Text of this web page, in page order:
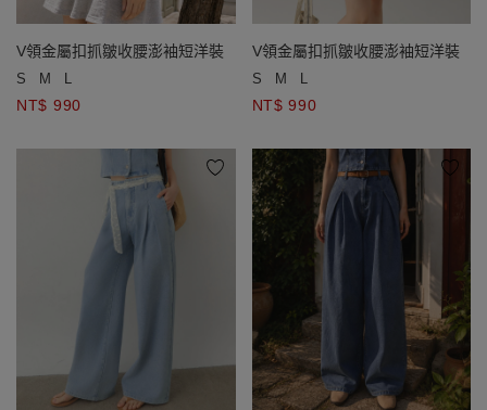
V領金屬扣抓皺收腰澎袖短洋裝
S M L
NT$ 990
V領金屬扣抓皺收腰澎袖短洋裝
S M L
NT$ 990